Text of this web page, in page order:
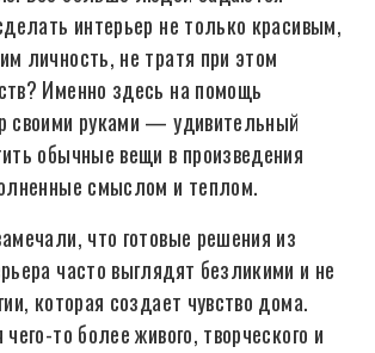
интерьер не только красивым,
личность, не тратя при этом
Именно здесь на помощь
своими руками — удивительный
обычные вещи в произведения
смыслом и теплом.
что готовые решения из
часто выглядят безликими и не
которая создает чувство дома.
то более живого, творческого и